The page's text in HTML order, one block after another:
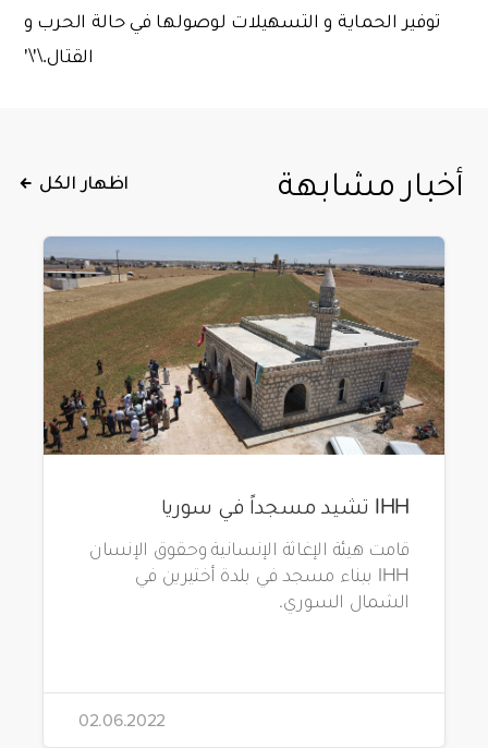
توفير الحماية و التسهيلات لوصولها في حالة الحرب و
القتال.\'\'
أخبار مشابهة اظهار الكل
IHH تشيد مسجداً في سوريا
قامت هيئة الإغاثة الإنسانية وحقوق الإنسان
IHH ببناء مسجد في بلدة أختيرين في
الشمال السوري.
02.06.2022